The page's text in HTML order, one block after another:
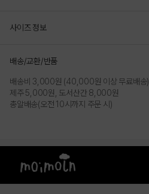
사이즈 정보
배송/교환/반품
배송비 3,000원 (40,000원 이상 무료배송)
제주 5,000원, 도서산간 8,000원
총알배송(오전 10시까지 주문 시)